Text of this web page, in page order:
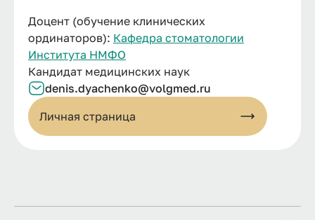
Доцент (обучение клинических
ординаторов): Кафедра стоматологии
Института НМФО
Кандидат медицинских наук
denis.dyachenko@volgmed.ru
Личная страница